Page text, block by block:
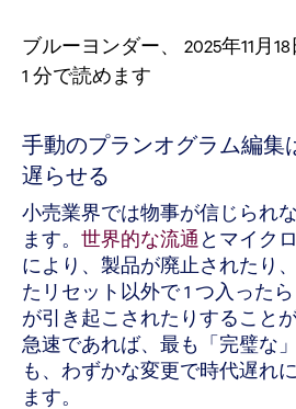
ブルーヨンダー、 2025年11月18
1 分で読めます
手動のプランオグラム編集
遅らせる
小売業界では物事が信じられ
ます。 世界的な流通 とマイク
により、製品が廃止されたり
たリセット以外で 1 つ入った
が引き起こされたりすること
急速であれば、最も「完璧な
も、わずかな変更で時代遅れ
ます。